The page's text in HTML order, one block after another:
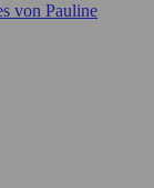
von Pauline